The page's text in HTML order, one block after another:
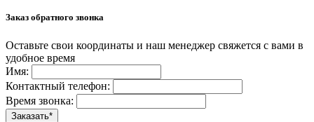
Заказ обратного звонка
Оставьте свои координаты и наш менеджер свяжется с вами в
удобное время
Имя:
Контактный телефон:
Время звонка: